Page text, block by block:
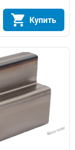
Купить